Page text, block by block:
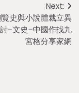
Next:
史與小說體裁立異
–文史–中國作找九
宮格分享家網